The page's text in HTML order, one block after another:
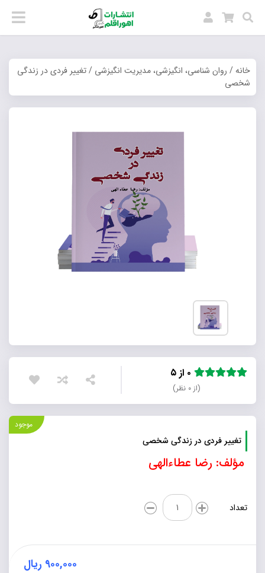
خانه/ روان شناسی، انگیزشی، مدیریت انگیزشی / تغییر فردی در زندگی
شخصی
(از ۰ نظر)
موجود
تغییر فردی در زندگی شخصی
مؤلف: رضا عطاءالهی
تعداد
تغییر
فردی
شخصی
۹۰۰,۰۰۰ ریال